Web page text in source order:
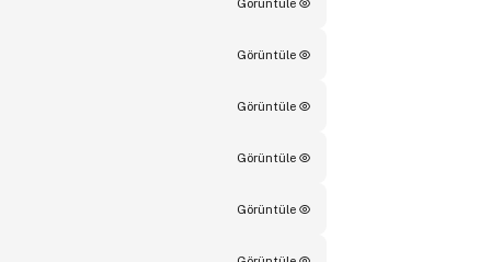
Görüntüle
Görüntüle
Görüntüle
Görüntüle